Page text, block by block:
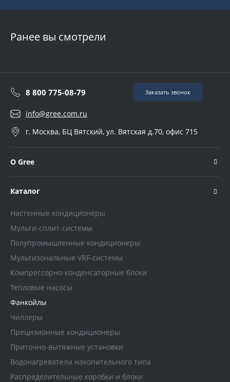
Ранее вы смотрели
8 800 775-08-79 Заказать звонок
info@gree.com.ru
г. Москва, БЦ Вятский, ул. Вятская д.70, офис 715
О Gree
Каталог
Настенные кондиционеры
Мульти-сплит-системы
Полупромышленные кондиционеры
Мультизональные VRF-системы
Компрессорно-конденсаторные блоки
Тепловые насосы
Фанкойлы
Чиллеры
Прецизионные кондиционеры
Приточно-вытяжные установки
Водонагреватели накопительного типа
Распределительные коробки и блоки